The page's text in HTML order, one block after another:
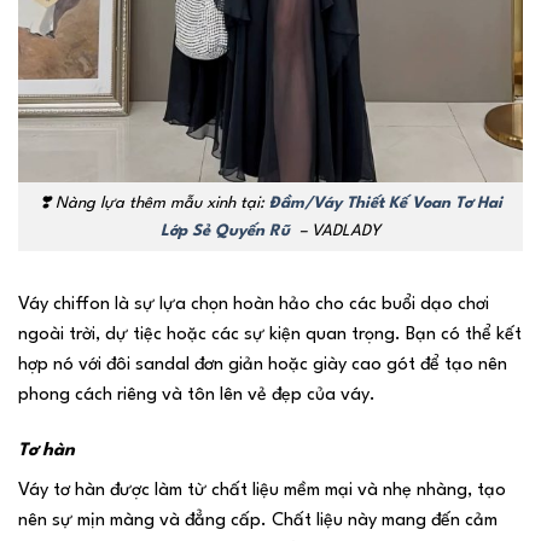
❣️ Nàng lựa thêm mẫu xinh tại: Đầm/Váy Thiết Kế Voan Tơ Hai
Lớp Sẻ Quyến Rũ
– VADLADY
Váy chiffon là sự lựa chọn hoàn hảo cho các buổi dạo chơi
ngoài trời, dự tiệc hoặc các sự kiện quan trọng. Bạn có thể kết
hợp nó với đôi sandal đơn giản hoặc giày cao gót để tạo nên
phong cách riêng và tôn lên vẻ đẹp của váy.
Tơ hàn
Váy tơ hàn được làm từ chất liệu mềm mại và nhẹ nhàng, tạo
nên sự mịn màng và đẳng cấp. Chất liệu này mang đến cảm